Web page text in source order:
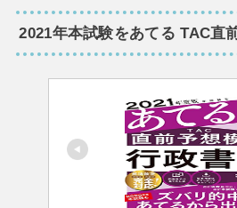
2021年本試験をあてる TAC直